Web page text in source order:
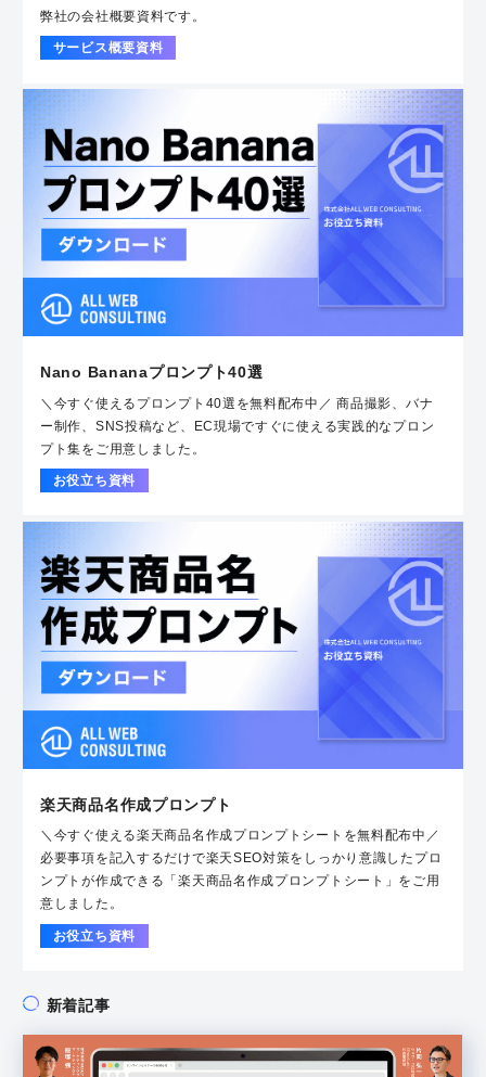
弊社の会社概要資料です。
サービス概要資料
Nano Bananaプロンプト40選
＼今すぐ使えるプロンプト40選を無料配布中／ 商品撮影、バナ
ー制作、SNS投稿など、EC現場ですぐに使える実践的なプロン
プト集をご用意しました。
お役立ち資料
楽天商品名作成プロンプト
＼今すぐ使える楽天商品名作成プロンプトシートを無料配布中／
必要事項を記入するだけで楽天SEO対策をしっかり意識したプロ
ンプトが作成できる「楽天商品名作成プロンプトシート」をご用
意しました。
お役立ち資料
新着記事